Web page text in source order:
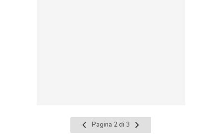
Pagina
precedente
Pagina 2 di 3
Pagina
successiva